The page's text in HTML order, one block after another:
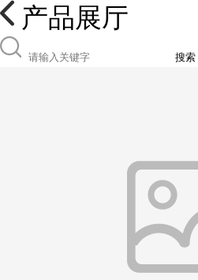
产品展厅
搜索